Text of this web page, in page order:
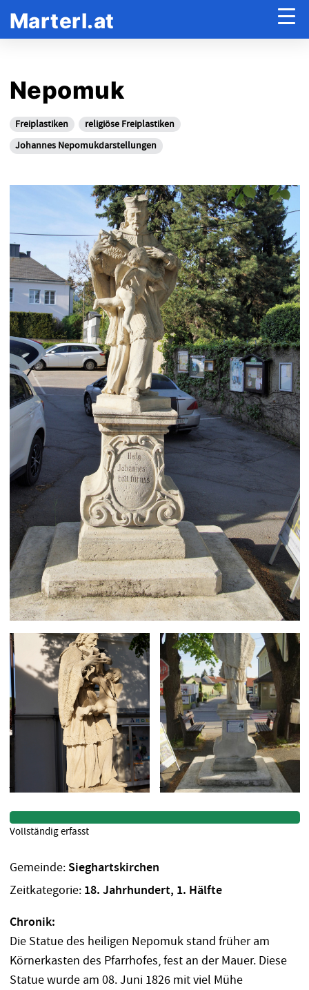
Marterl.at
Nepomuk
Freiplastiken
religiöse Freiplastiken
Johannes Nepomukdarstellungen
Gemeinde: Sieghartskirchen
Zeitkategorie: 18. Jahrhundert, 1. Hälfte
Chronik:
Die Statue des heiligen Nepomuk stand früher am
Körnerkasten des Pfarrhofes, fest an der Mauer. Diese
Statue wurde am 08. Juni 1826 mit viel Mühe
Vollständig erfasst